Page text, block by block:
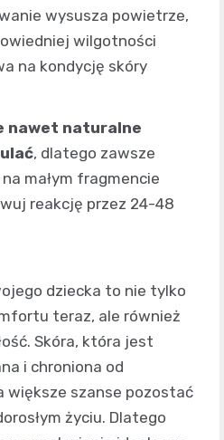
wysusza powietrze,
wilgotności
na kondycję skóry
nawet naturalne
, dlatego zawsze
małym fragmencie
reakcję przez 24-48
dziecka to nie tylko
teraz, ale również
Skóra, która jest
i chroniona od
większe szanse pozostać
życiu. Dlatego